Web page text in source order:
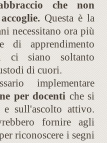
che non
Questa è la
necessitano ora più
di apprendimento
ci siano soltanto
di cuori.
implementare
per docenti che si
e sull'ascolto attivo.
fornire agli
riconoscere i segni